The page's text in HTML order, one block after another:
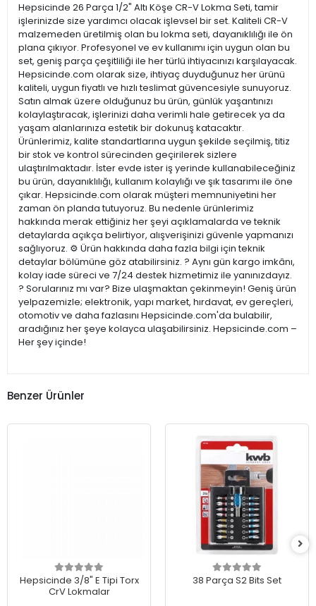
Hepsicinde 26 Parça 1/2" Altı Köşe CR-V Lokma Seti, tamir
işlerinizde size yardımcı olacak işlevsel bir set. Kaliteli CR-V
malzemeden üretilmiş olan bu lokma seti, dayanıklılığı ile ön
plana çıkıyor. Profesyonel ve ev kullanımı için uygun olan bu
set, geniş parça çeşitliliği ile her türlü ihtiyacınızı karşılayacak.
Hepsicinde.com olarak size, ihtiyaç duyduğunuz her ürünü
kaliteli, uygun fiyatlı ve hızlı teslimat güvencesiyle sunuyoruz.
Satın almak üzere olduğunuz bu ürün, günlük yaşantınızı
kolaylaştıracak, işlerinizi daha verimli hale getirecek ya da
yaşam alanlarınıza estetik bir dokunuş katacaktır.
Ürünlerimiz, kalite standartlarına uygun şekilde seçilmiş, titiz
bir stok ve kontrol sürecinden geçirilerek sizlere
ulaştırılmaktadır. İster evde ister iş yerinde kullanabileceğiniz
bu ürün, dayanıklılığı, kullanım kolaylığı ve şık tasarımı ile öne
çıkar. Hepsicinde.com olarak müşteri memnuniyetini her
zaman ön planda tutuyoruz. Bu nedenle ürünlerimiz
hakkında merak ettiğiniz her şeyi açıklamalarda ve teknik
detaylarda açıkça belirtiyor, alışverişinizi güvenle yapmanızı
sağlıyoruz. ⚙️ Ürün hakkında daha fazla bilgi için teknik
detaylar bölümüne göz atabilirsiniz. ? Aynı gün kargo imkânı,
kolay iade süreci ve 7/24 destek hizmetimiz ile yanınızdayız.
? Sorularınız mı var? Bize ulaşmaktan çekinmeyin! Geniş ürün
yelpazemizle; elektronik, yapı market, hırdavat, ev gereçleri,
otomotiv ve daha fazlasını Hepsicinde.com'da bulabilir,
aradığınız her şeye kolayca ulaşabilirsiniz. Hepsicinde.com –
Her şey içinde!
Benzer Ürünler
Hepsicinde 3/8" E Tipi Torx
CrV Lokmalar
38 Parça S2 Bits Set